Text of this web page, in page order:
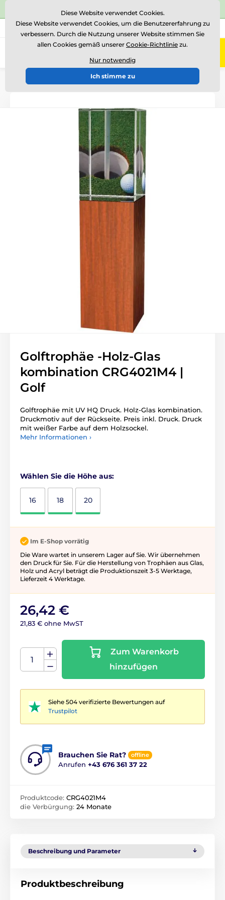
⭐Siehe 504 verifizierte Bewertungen auf
Rufen Sie uns an (Mo-Fr 15-18) +43 676 361 37 22
0
Einführung Glastrophäen Glastrophäen mit Druck
Golftrophäe -Holz-Glas
kombination CRG4021M4 |
Golf
Golftrophäe mit UV HQ Druck. Holz-Glas kombination.
Druckmotiv auf der Rückseite. Preis inkl. Druck. Druck
mit weißer Farbe auf dem Holzsockel.
Mehr Informationen ›
Wählen Sie die Höhe aus:
16 18 20
Im E-Shop vorrätig
Die Ware wartet in unserem Lager auf Sie. Wir übernehmen
den Druck für Sie. Für die Herstellung von Trophäen aus Glas,
Holz und Acryl beträgt die Produktionszeit 3-5 ​​Werktage,
Lieferzeit 4 Werktage.
26,42 €
21,83 € ohne MwST
Zum Warenkorb
hinzufügen
Siehe 504 verifizierte Bewertungen auf
Trustpilot
Brauchen Sie Rat? offline
Anrufen +43 676 361 37 22
Produktcode: CRG4021M4
die Verbürgung: 24 Monate
Beschreibung und Parameter
Produktbeschreibung
Diese Website verwendet Cookies.
Diese Website verwendet Cookies, um die Benutzererfahrung zu
verbessern. Durch die Nutzung unserer Website stimmen Sie
allen Cookies gemäß unserer Cookie-Richtlinie zu.
Nur notwendig
Ich stimme zu